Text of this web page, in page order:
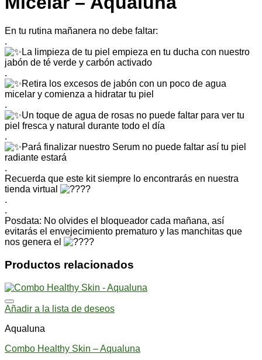
En tu rutina mañanera no debe faltar:
.
La limpieza de tu piel empieza en tu ducha con nuestro
jabón de té verde y carbón activado
.
Retira los excesos de jabón con un poco de agua
micelar y comienza a hidratar tu piel
.
Un toque de agua de rosas no puede faltar para ver tu
piel fresca y natural durante todo el día
.
Pará finalizar nuestro Serum no puede faltar así tu piel
radiante estará
.
Recuerda que este kit siempre lo encontrarás en nuestra
tienda virtual
.
.
Posdata: No olvides el bloqueador cada mañana, así
evitarás el envejecimiento prematuro y las manchitas que
nos genera el
Productos relacionados
Añadir a la lista de deseos
Aqualuna
Combo Healthy Skin – Aqualuna